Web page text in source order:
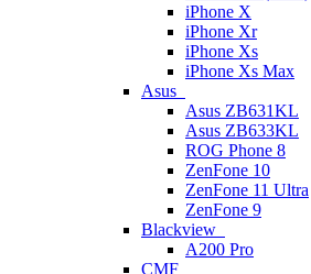
iPhone X
iPhone Xr
iPhone Xs
iPhone Xs Max
Asus
Asus ZB631KL
Asus ZB633KL
ROG Phone 8
ZenFone 10
ZenFone 11 Ultra
ZenFone 9
Blackview
A200 Pro
CMF